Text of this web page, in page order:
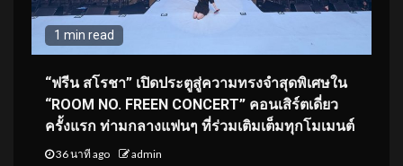
1 min read
“ฟรีน สโรชา” เปิดประตูสู่ความทรงจำสุดพิเศษใน
“ROOM NO. FREEN CONCERT” คอนเสิร์ตเดี่ยว
ครั้งแรก ท่ามกลางแฟนๆ ที่ร่วมเติมเต็มทุกโมเมนต์
36 นาที ago admin